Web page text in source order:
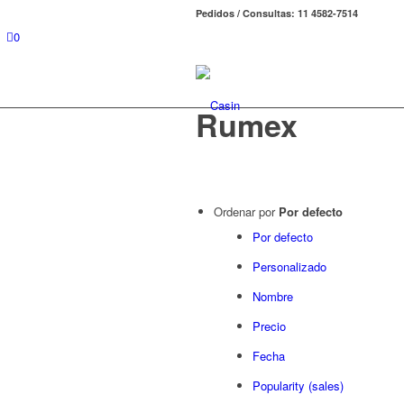
Pedidos / Consultas: 11 4582-7514
0
Rumex
Ordenar por Por defecto
Por defecto
Personalizado
Nombre
Precio
Fecha
Popularity (sales)